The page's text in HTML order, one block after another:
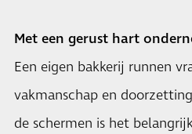
Met een gerust hart
Een eigen bakkerij runnen
vakmanschap en
de schermen is het